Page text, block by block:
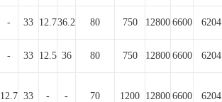
- 33 12.736.2 80 750 12800 6600 6204
- 33 12.5 36 80 750 12800 6600 6204
12.7 33 - - 70 1200 12800 6600 6204